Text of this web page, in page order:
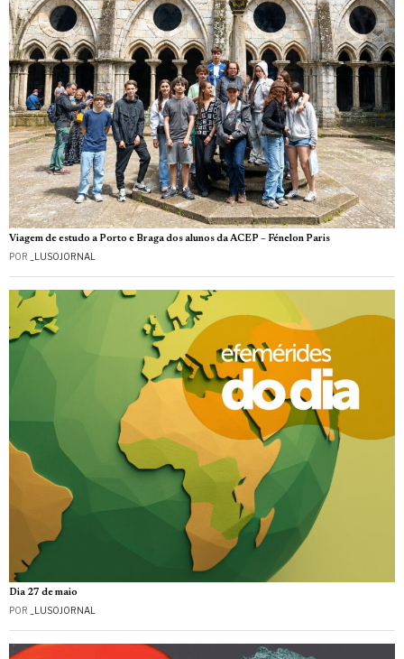
Viagem de estudo a Porto e Braga dos alunos da ACEP – Fénelon Paris
POR _LUSOJORNAL
Dia 27 de maio
POR _LUSOJORNAL